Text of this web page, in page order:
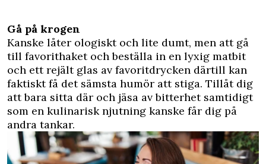
Gå på krogen
Kanske låter ologiskt och lite dumt, men att gå
till favorithaket och beställa in en lyxig matbit
och ett rejält glas av favoritdrycken därtill kan
faktiskt få det sämsta humör att stiga. Tillåt dig
att bara sitta där och jäsa av bitterhet samtidigt
som en kulinarisk njutning kanske får dig på
andra tankar.